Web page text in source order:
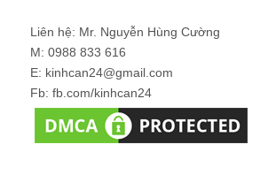
Liên hệ: Mr. Nguyễn Hùng Cường
M: 0988 833 616
E: kinhcan24@gmail.com
Fb: fb.com/kinhcan24